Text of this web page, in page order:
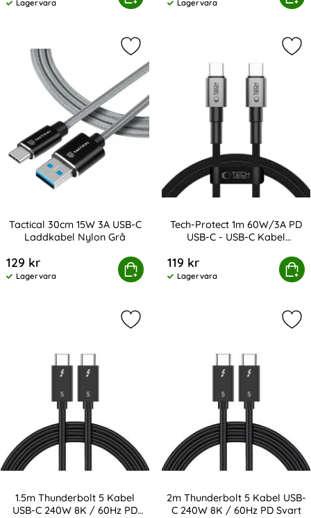
Tillgänglighet:
Lagervara
Tillgänglighet:
Lagervara
Tactical 30cm 15W 3A USB-C
Laddkabel Nylon Grå
129 kr
Tillgänglighet:
Lagervara
Köp
30cm 15W 3A USB-C Laddkabel Nylon Grå
Markera tactical 30cm 15W 3A
Tech-Protect 1m 60W/3A PD
USB-C - USB-C Kabel
119 kr
Tillgänglighet:
Lagervara
Köp
Tech-Protect 1m 60W/3A PD
1.5m Thunderbolt 5 Kabel
USB-C 240W 8K / 60Hz PD
Markera 1.5m Thunderbolt 5 Kabel
2m Thunderbolt 5 Kabel USB-
C 240W 8K / 60Hz PD Svart